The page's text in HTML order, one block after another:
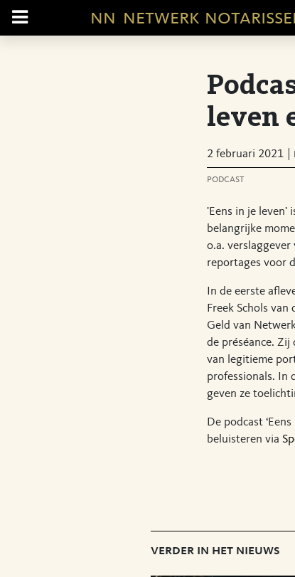
nn netwerk
leven
2 februari 2021
podcast
'Eens in je leven'
belangrijke
o.a.
reportages voor
In de eerste
Freek Schols
Geld van
de préséance. Zij
van legitieme
professionals. In
geven ze
De podcast
beluisteren via
verder in het nieuws